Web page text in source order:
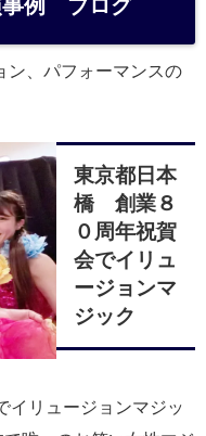
事例 ブログ
ン、パフォーマンスの
東京都日本
橋 創業８
０周年祝賀
会でイリュ
ージョンマ
ジック
リュージョンマジッ